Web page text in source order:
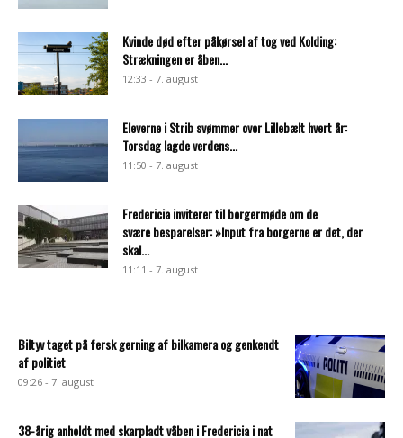
Kvinde død efter påkørsel af tog ved Kolding:
Strækningen er åben...
12:33 - 7. august
Eleverne i Strib svømmer over Lillebælt hvert år:
Torsdag lagde verdens...
11:50 - 7. august
Fredericia inviterer til borgermøde om de
svære besparelser: »Input fra borgerne er det, der
skal...
11:11 - 7. august
Biltyv taget på fersk gerning af bilkamera og genkendt
af politiet
09:26 - 7. august
38-årig anholdt med skarpladt våben i Fredericia i nat